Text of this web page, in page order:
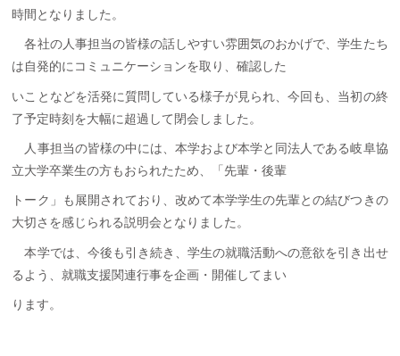
時間となりました。
各社の人事担当の皆様の話しやすい雰囲気のおかげで、学生たち
は自発的にコミュニケーションを取り、確認した
いことなどを活発に質問している様子が見られ、今回も、当初の終
了予定時刻を大幅に超過して閉会しました。
人事担当の皆様の中には、本学および本学と同法人である岐阜協
立大学卒業生の方もおられたため、「先輩・後輩
トーク」も展開されており、改めて本学学生の先輩との結びつきの
大切さを感じられる説明会となりました。
本学では、今後も引き続き、学生の就職活動への意欲を引き出せ
るよう、就職支援関連行事を企画・開催してまい
ります。